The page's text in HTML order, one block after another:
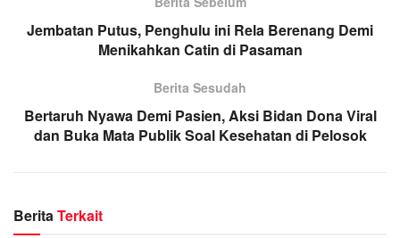
Jembatan Putus, Penghulu ini Rela Berenang Demi
Menikahkan Catin di Pasaman
Berita Sesudah
Bertaruh Nyawa Demi Pasien, Aksi Bidan Dona Viral
dan Buka Mata Publik Soal Kesehatan di Pelosok
BeritaTerkait